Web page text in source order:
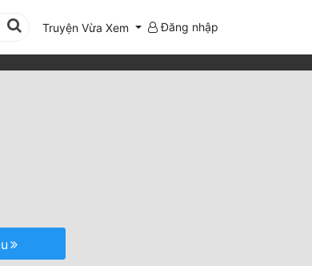
Truyện Vừa Xem Đăng nhập